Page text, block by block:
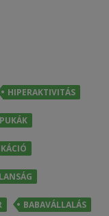
HIPERAKTIVITÁS
BABAVÁLLALÁS